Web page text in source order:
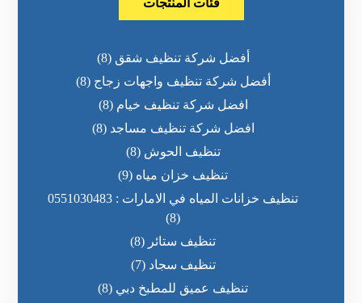
أفضل شركة تنظيف شقق (8)
أفضل شركة تنظيف واجهات زجاج (8)
افضل شركة تنظيف خيام (8)
افضل شركة تنظيف مساجد (8)
تنظيف الحوش (8)
تنظيف خزان مياه (9)
تنظيف خزانات المياه في الامارات : 0551030483
(8)
تنظيف ستائر (8)
تنظيف سجاد (7)
تنظيف عميق للمطبخ دبي (8)